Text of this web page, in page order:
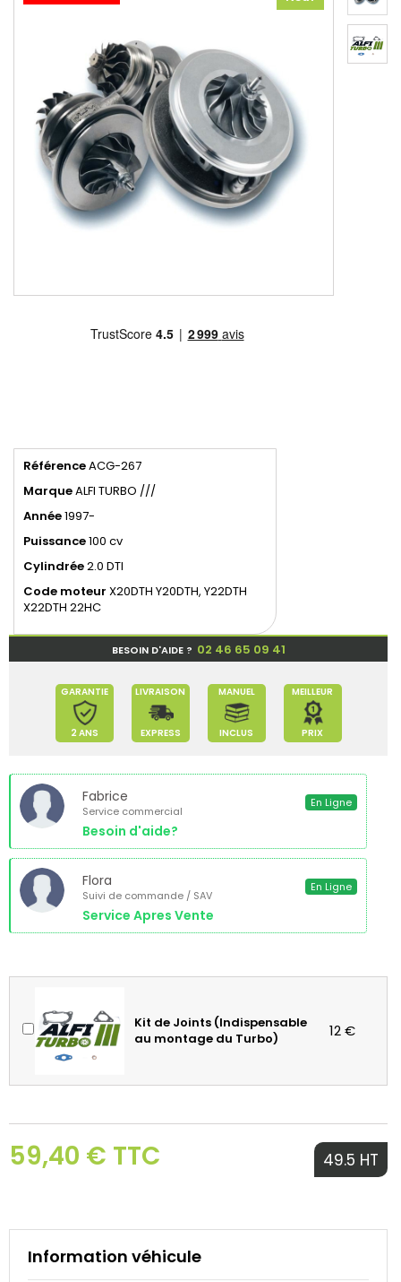
RéférenceACG-267
MarqueALFI TURBO ///
Année1997-
Puissance100 cv
Cylindrée2.0 DTI
Code moteur X20DTH Y20DTH, Y22DTH
X22DTH 22HC
BESOIN D'AIDE ? 02 46 65 09 41
GARANTIE
2 ANS
LIVRAISON
EXPRESS
MANUEL
INCLUS
MEILLEUR
PRIX
Fabrice
Service commercial
Besoin d'aide?
En Ligne
Flora
Suivi de commande / SAV
Service Apres Vente
En Ligne
Kit de Joints (Indispensable
au montage du Turbo)
12 €
59,40 € TTC 49.5 HT
Information véhicule